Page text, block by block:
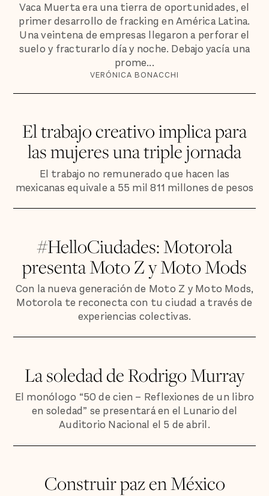
Vaca Muerta era una tierra de oportunidades, el
primer desarrollo de fracking en América Latina.
Una veintena de empresas llegaron a perforar el
suelo y fracturarlo día y noche. Debajo yacía una
prome...
VERÓNICA BONACCHI
El trabajo creativo implica para
las mujeres una triple jornada
El trabajo no remunerado que hacen las
mexicanas equivale a 55 mil 811 millones de pesos
#HelloCiudades: Motorola
presenta Moto Z y Moto Mods
Con la nueva generación de Moto Z y Moto Mods,
Motorola te reconecta con tu ciudad a través de
experiencias colectivas.
La soledad de Rodrigo Murray
El monólogo “50 de cien – Reflexiones de un libro
en soledad” se presentará en el Lunario del
Auditorio Nacional el 5 de abril.
Construir paz en México